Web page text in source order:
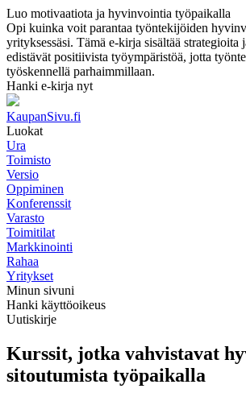
Luo motivaatiota ja hyvinvointia työpaikalla
Opi kuinka voit parantaa työntekijöiden
yrityksessäsi. Tämä e-kirja sisältää strategioita
edistävät positiivista työympäristöä, jotta
työskennellä parhaimmillaan.
Hanki e-kirja nyt
KaupanSivu.fi
Luokat
Ura
Toimisto
Versio
Oppiminen
Konferenssit
Varasto
Toimitilat
Markkinointi
Rahaa
Yritykset
Minun sivuni
Hanki käyttöoikeus
Uutiskirje
Kurssit, jotka vahvistavat
sitoutumista työpaikalla